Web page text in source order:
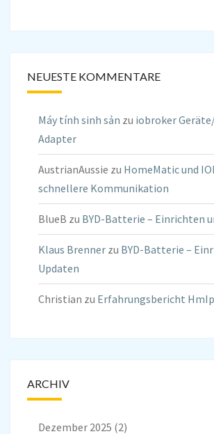
NEUESTE KOMMENTARE
Máy tính sinh sản zu iobroker
Adapter
AustrianAussie zu HomeMatic und
schnellere Kommunikation
BlueB zu BYD-Batterie – Einrichten
Klaus Brenner zu BYD-Batterie –
Updaten
Christian zu Erfahrungsbericht
ARCHIV
Dezember 2025 (2)